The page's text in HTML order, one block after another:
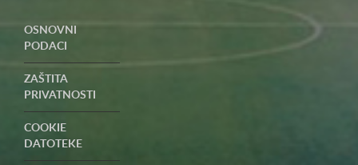
OSNOVNI
PODACI
ZAŠTITA
PRIVATNOSTI
COOKIE
DATOTEKE